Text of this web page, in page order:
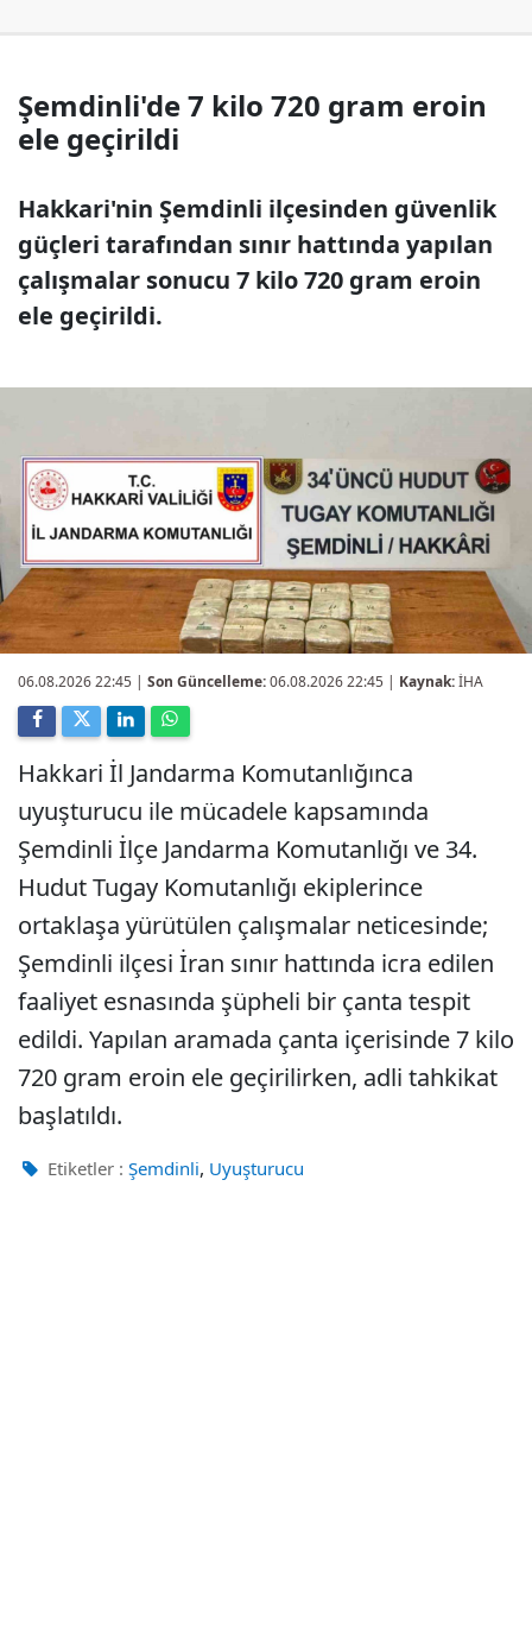
Şemdinli'de 7 kilo 720 gram eroin
ele geçirildi
Hakkari'nin Şemdinli ilçesinden güvenlik
güçleri tarafından sınır hattında yapılan
çalışmalar sonucu 7 kilo 720 gram eroin
ele geçirildi.
06.08.2026 22:45 | Son Güncelleme:06.08.2026 22:45 | Kaynak:İHA
Hakkari İl Jandarma Komutanlığınca
uyuşturucu ile mücadele kapsamında
Şemdinli İlçe Jandarma Komutanlığı ve 34.
Hudut Tugay Komutanlığı ekiplerince
ortaklaşa yürütülen çalışmalar neticesinde;
Şemdinli ilçesi İran sınır hattında icra edilen
faaliyet esnasında şüpheli bir çanta tespit
edildi. Yapılan aramada çanta içerisinde 7 kilo
720 gram eroin ele geçirilirken, adli tahkikat
başlatıldı.
Etiketler : Şemdinli, Uyuşturucu